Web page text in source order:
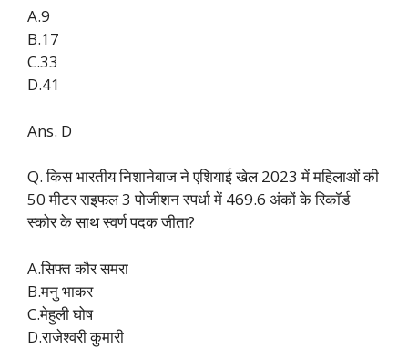
A.9
B.17
C.33
D.41
Ans. D
Q. किस भारतीय निशानेबाज ने एशियाई खेल 2023 में महिलाओं की
50 मीटर राइफल 3 पोजीशन स्पर्धा में 469.6 अंकों के रिकॉर्ड
स्कोर के साथ स्वर्ण पदक जीता?
A.सिफ्त कौर समरा
B.मनु भाकर
C.मेहुली घोष
D.राजेश्वरी कुमारी